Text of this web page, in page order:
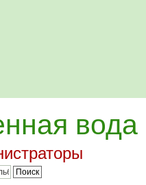
вода